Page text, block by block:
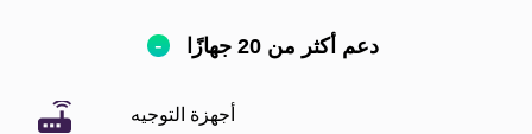
دعم أكثر من 20 جهازًا
أجهزة التوجيه